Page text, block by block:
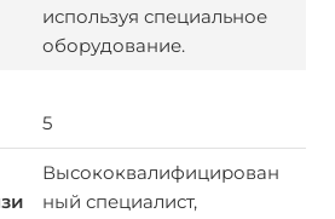
используя специальное
оборудование.
5
Высококвалифицирован
ный специалист,